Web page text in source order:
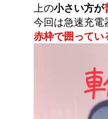
上の小さい方が
今回は急速充電
赤枠で囲ってい